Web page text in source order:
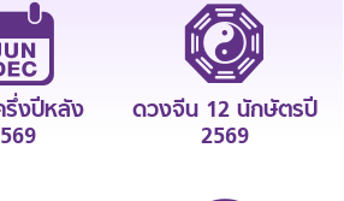
งปีหลัง
ดวงจีน 12 นักษัตรปี
2569